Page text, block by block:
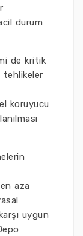
durum
de kritik
tehlikeler
koruyucu
aza
uygun